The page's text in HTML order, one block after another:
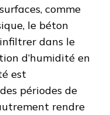
comme
le béton
dans le
d’humidité en
est
périodes de
rendre